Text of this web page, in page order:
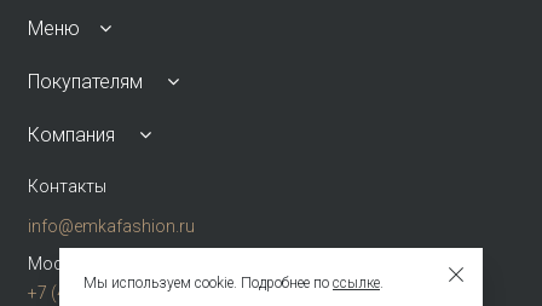
Меню
Покупателям
Компания
Контакты
info@emkafashion.ru
Москва и область
+7 (495) 787-24-90
Мы используем cookie. Подробнее по ссылке